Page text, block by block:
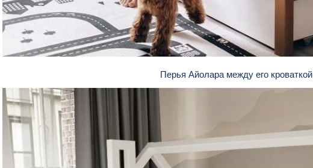
Перья Айолара между его кроваткой